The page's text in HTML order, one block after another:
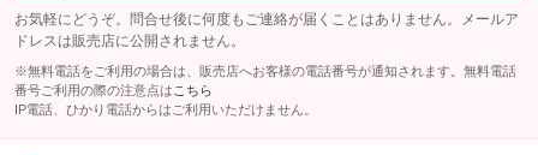
お気軽にどうぞ。問合せ後に何度もご連絡が届くことはありません。メールア
ドレスは販売店に公開されません。
※無料電話をご利用の場合は、販売店へお客様の電話番号が通知されます。無料電話
番号ご利用の際の注意点は こちら
IP電話、ひかり電話からはご利用いただけません。